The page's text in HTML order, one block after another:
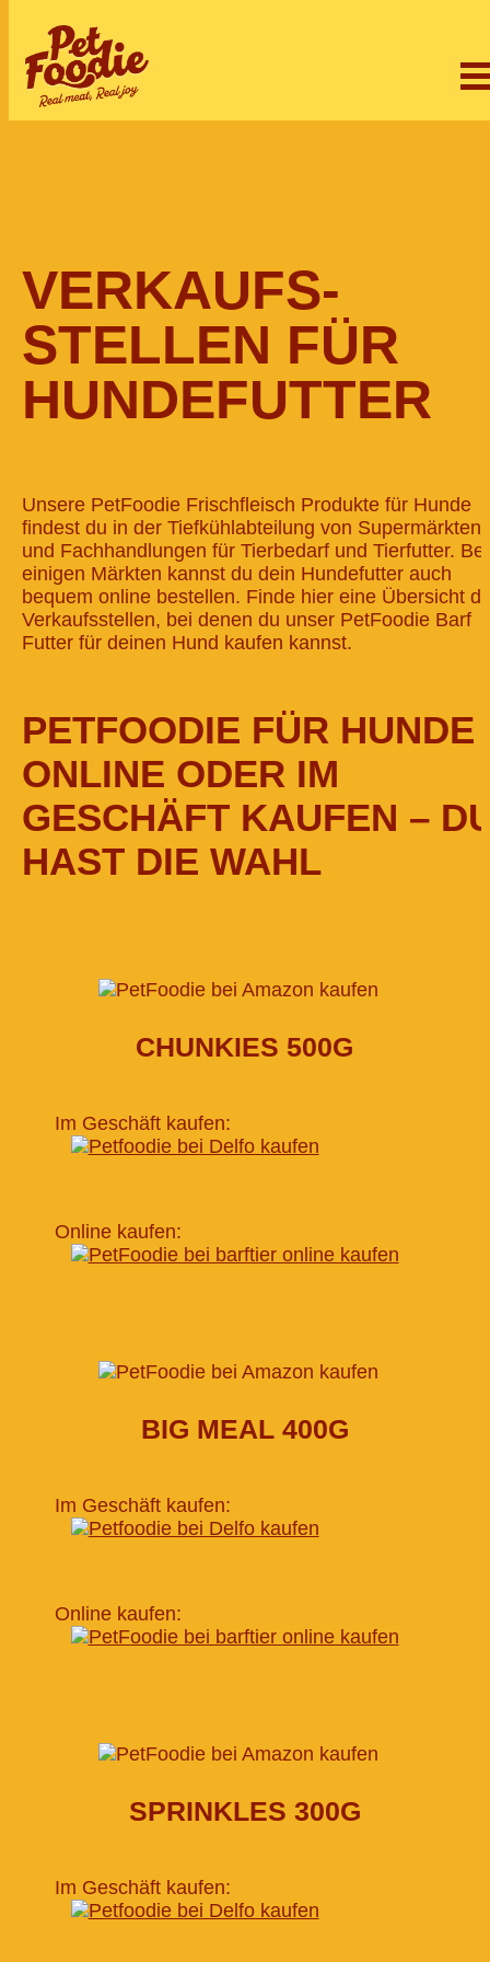
VERKAUFS­
STELLEN FÜR
HUNDEFUTTER
Unsere PetFoodie Frischfleisch Produkte für Hunde
findest du in der Tiefkühlabteilung von Supermärkten
und Fachhandlungen für Tierbedarf und Tierfutter. Bei
einigen Märkten kannst du dein Hundefutter auch
bequem online bestellen. Finde hier eine Übersicht
Verkaufsstellen, bei denen du unser PetFoodie Barf
Futter für deinen Hund kaufen kannst.
PETFOODIE FÜR HUNDE
ONLINE ODER IM
GESCHÄFT KAUFEN –
HAST DIE WAHL
CHUNKIES 500G
Im Geschäft kaufen:
Online kaufen:
BIG MEAL 400G
Im Geschäft kaufen:
Online kaufen:
SPRINKLES 300G
Im Geschäft kaufen: